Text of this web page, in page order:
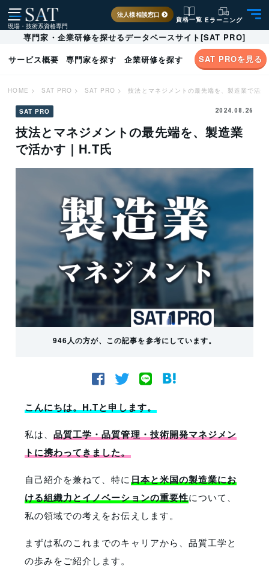
現場・技術系資格専門
法人様相談窓口
資格一覧 Eラーニング
専門家・企業研修を探せるデータベースサイト[SAT PRO]
サービス概要
専門家を探す 企業研修を探す SAT PROを見る
HOME > SAT PRO > SAT PRO > 技法とマネジメントの最先端を、製造業で活
SAT PRO 2024.08.26
技法とマネジメントの最先端を、製造業
で活かす｜H.T氏
946人の方が、この記事を参考にしています。
こんにちは。H.Tと申します。
私は、品質工学・品質管理・技術開発マネジメン
トに携わってきました。
自己紹介を兼ねて、特に日本と米国の製造業にお
ける組織力とイノベーションの重要性について、
私の領域での考えをお伝えします。
まずは私のこれまでのキャリアから、品質工学と
の歩みをご紹介します。